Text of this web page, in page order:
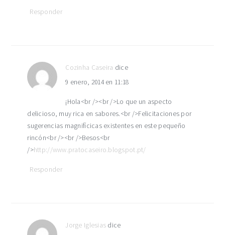
Responder
Cozinha Caseira dice
9 enero, 2014 en 11:18
¡Hola<br /><br />Lo que un aspecto
delicioso, muy rica en sabores.<br />Felicitaciones por
sugerencias magnifícicas existentes en este pequeño
rincón<br /><br />Besos<br
/>http://www.pratocaseiro.blogspot.pt/
Responder
Jorge Iglesias dice